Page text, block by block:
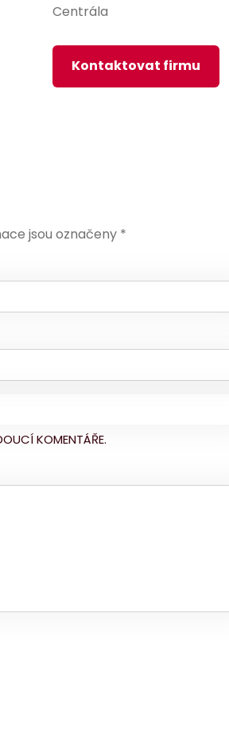
Centrála
Kontaktovat firmu
jsou označeny *
KOMENTÁŘE.